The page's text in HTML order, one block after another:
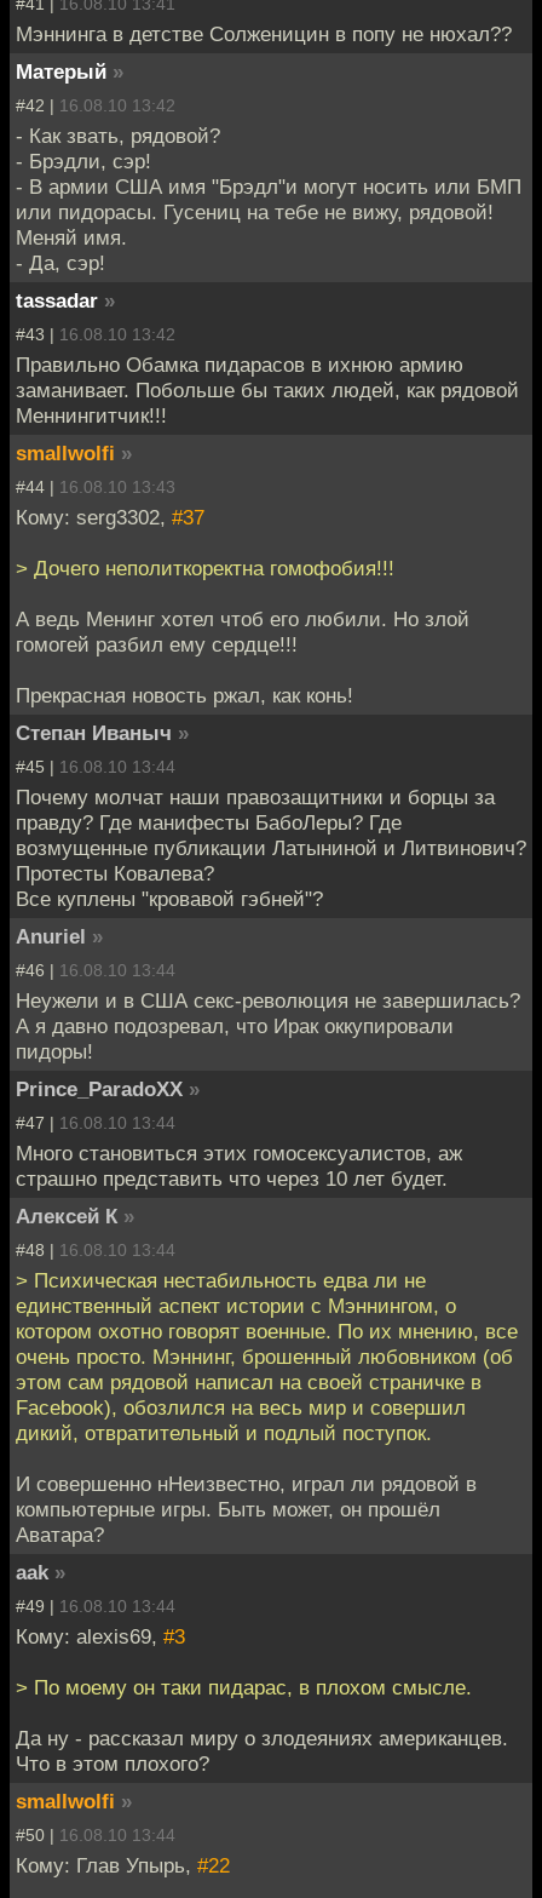
Мэннинга в детстве Солженицин в попу не нюхал??
Матерый »
#42 | 16.08.10 13:42
- Как звать, рядовой?
- Брэдли, сэр!
- В армии США имя "Брэдл"и могут носить или БМП
или пидорасы. Гусениц на тебе не вижу, рядовой!
Меняй имя.
- Да, сэр!
tassadar »
#43 | 16.08.10 13:42
Правильно Обамка пидарасов в ихнюю армию
заманивает. Побольше бы таких людей, как рядовой
Меннингитчик!!!
smallwolfi »
#44 | 16.08.10 13:43
Кому: serg3302, #37
> Дочего неполиткоректна гомофобия!!!
А ведь Менинг хотел чтоб его любили. Но злой
гомогей разбил ему сердце!!!
Прекрасная новость ржал, как конь!
Степан Иваныч »
#45 | 16.08.10 13:44
Почему молчат наши правозащитники и борцы за
правду? Где манифесты БабоЛеры? Где
возмущенные публикации Латыниной и Литвинович?
Протесты Ковалева?
Все куплены "кровавой гэбней"?
Anuriel »
#46 | 16.08.10 13:44
Неужели и в США секс-революция не завершилась?
А я давно подозревал, что Ирак оккупировали
пидоры!
Prince_ParadoXX »
#47 | 16.08.10 13:44
Много становиться этих гомосексуалистов, аж
страшно представить что через 10 лет будет.
Алексей К »
#48 | 16.08.10 13:44
> Психическая нестабильность едва ли не
единственный аспект истории с Мэннингом, о
котором охотно говорят военные. По их мнению, все
очень просто. Мэннинг, брошенный любовником (об
этом сам рядовой написал на своей страничке в
Facebook), обозлился на весь мир и совершил
дикий, отвратительный и подлый поступок.
И совершенно нНеизвестно, играл ли рядовой в
компьютерные игры. Быть может, он прошёл
Аватара?
aak »
#49 | 16.08.10 13:44
Кому: alexis69, #3
> По моему он таки пидарас, в плохом смысле.
Да ну - рассказал миру о злодеяниях американцев.
Что в этом плохого?
smallwolfi »
#50 | 16.08.10 13:44
Кому: Глав Упырь, #22